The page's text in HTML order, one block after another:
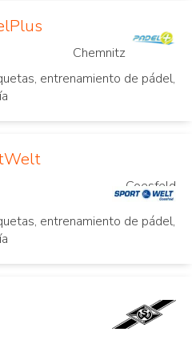
Chemnitz
entrenamiento de pádel,
Coesfeld
entrenamiento de pádel,